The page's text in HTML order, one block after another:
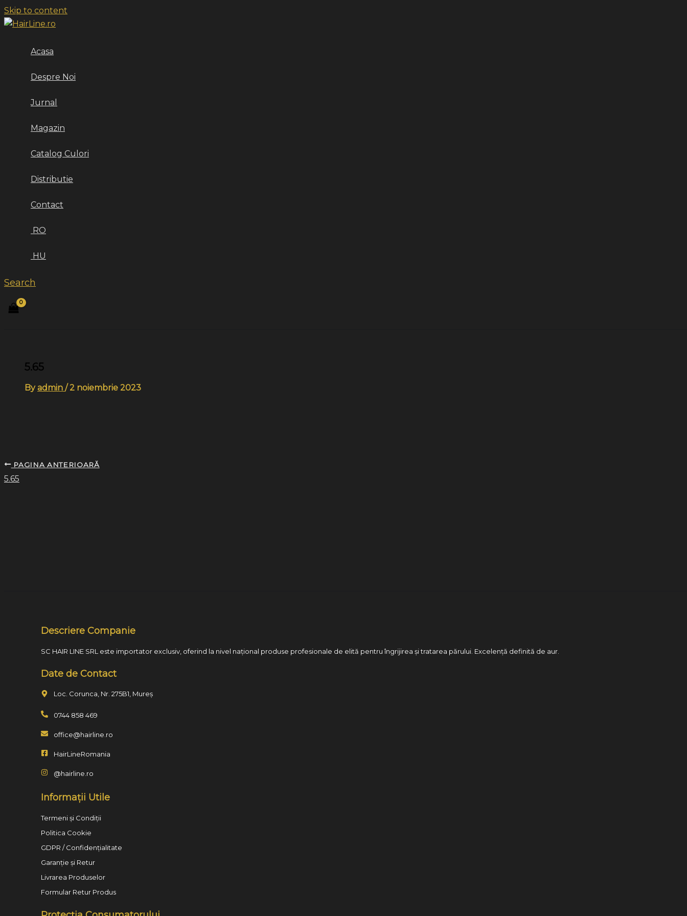
Skip to content
Acasa
Despre Noi
Jurnal
Magazin
Catalog Culori
Distributie
Contact
RO
HU
Search
5.65
By admin /2 noiembrie 2023
PAGINA ANTERIOARĂ
5.65
Descriere Companie
SC HAIR LINE SRL este importator exclusiv, oferind la nivel național produse profesionale de elită pentru îngrijirea și tratarea părului. Excelență definită de aur.
Date de Contact
Loc. Corunca, Nr. 275B1, Mureș
0744 858 469
office@hairline.ro
HairLineRomania
@hairline.ro
Informații Utile
Termeni și Condiții
Politica Cookie
GDPR / Confidențialitate
Garanție și Retur
Livrarea Produselor
Formular Retur Produs